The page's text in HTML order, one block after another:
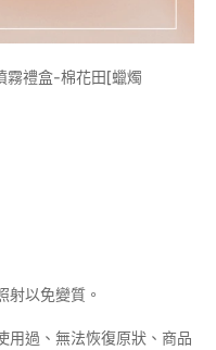
霧禮盒-棉花田[蠟燭
射以免變質。
用過、無法恢復原狀、商品